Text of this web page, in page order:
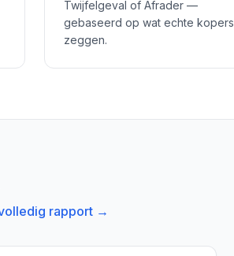
Twijfelgeval of Afrader —
gebaseerd op wat echte kopers
zeggen.
rapport →